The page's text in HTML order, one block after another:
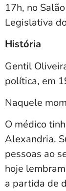
17h, no
Legislativa
História
Gentil
política, em
Naquele
O médico
Alexandria.
pessoas ao
hoje
a partida de